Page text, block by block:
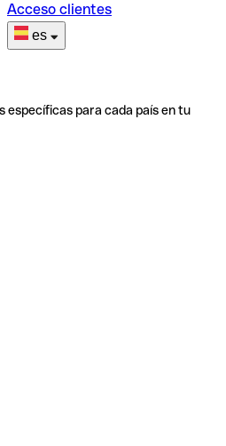
Acceso clientes
es
específicas para cada país en tu